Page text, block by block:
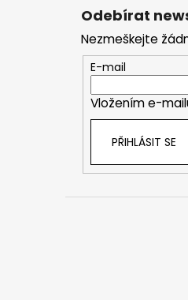
Odebírat
Nezmeškejte
E-mail
Vložením e-
PŘIHLÁSIT SE